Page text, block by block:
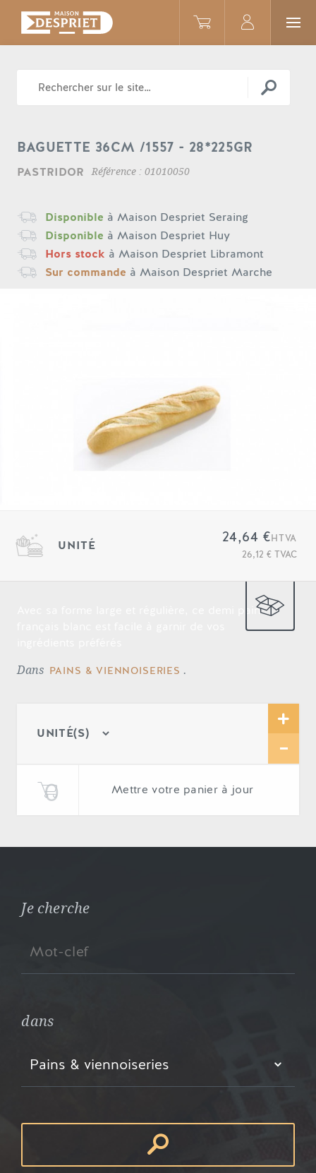
BAGUETTE 36CM /1557
BAGUETTE 36CM /1557 - 28*225GR
PASTRIDOR Référence : 01010050
Disponible à Maison Despriet Seraing
Disponible à Maison Despriet Huy
Hors stock à Maison Despriet Libramont
Sur commande à Maison Despriet Marche
UNITÉ 24,64 €HTVA
26,12 € TVAC
Avec sa forme large et régulière, ce demi pain
Dans PAINS & VIENNOISERIES .
Mettre votre panier à jour
Je cherche
dans
Pains & viennoiseries